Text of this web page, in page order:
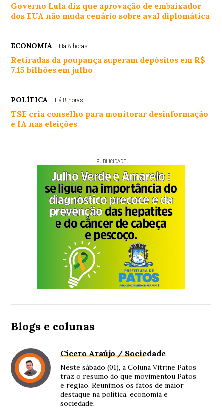
Governo Lula diz que aprovação de embaixador
dos EUA não muda cenário sobre aval diplomática
ECONOMIA Há 8 horas
Retiradas da poupança superam depósitos em R$
7,15 bilhões em julho
POLÍTICA Há 8 horas
TSE cria conselho para monitorar desinformação
e IA nas eleições
PUBLICIDADE
Blogs e colunas
Cícero Araújo / Sociedade
Neste sábado (01), a Coluna Vitrine Patos
traz o resumo do que movimentou Patos
e região. Reunimos os fatos de maior
destaque na política, economia e
sociedade.